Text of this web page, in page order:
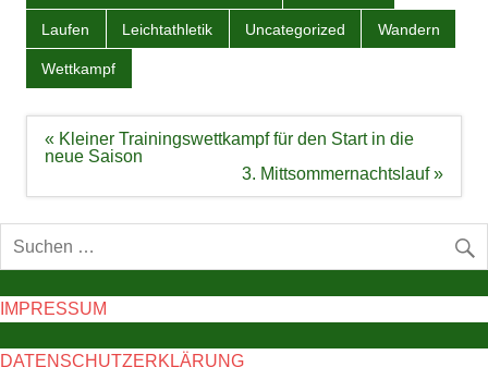
Laufen Leichtathletik Uncategorized Wandern
Wettkampf
Beitragsnavigation
« Kleiner Trainingswettkampf für den Start in die
neue Saison
3. Mittsommernachtslauf »
IMPRESSUM
DATENSCHUTZERKLÄRUNG